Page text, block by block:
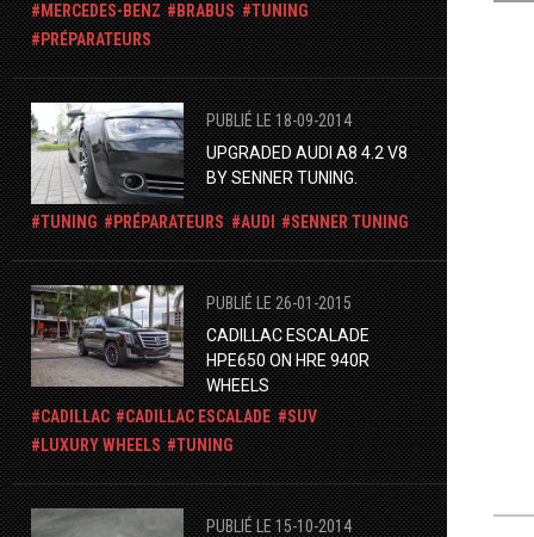
MERCEDES-BENZ BRABUS
TUNING
PRÉPARATEURS
PUBLIÉ LE 18-09-2014
UPGRADED AUDI A8 4.2 V8
BY SENNER TUNING.
TUNING PRÉPARATEURS AUDI SENNER TUNING
PUBLIÉ LE 26-01-2015
CADILLAC ESCALADE
HPE650 ON HRE 940R
WHEELS
CADILLAC
CADILLAC ESCALADE
SUV
LUXURY WHEELS
TUNING
PUBLIÉ LE 15-10-2014